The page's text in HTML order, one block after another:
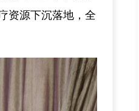
资源下沉落地，全